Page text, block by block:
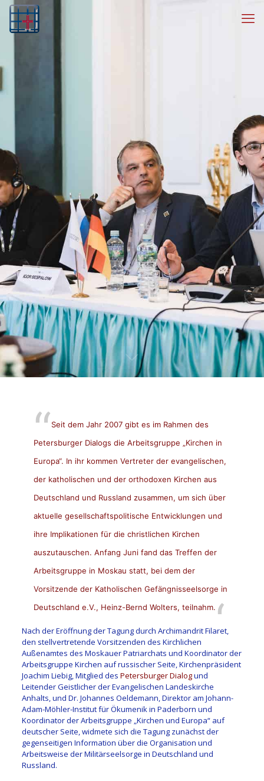
Seit dem Jahr 2007 gibt es im Rahmen des
Petersburger Dialogs die Arbeitsgruppe „Kirchen in
Europa“. In ihr kommen Vertreter der evangelischen,
der katholischen und der orthodoxen Kirchen aus
Deutschland und Russland zusammen, um sich über
aktuelle gesellschaftspolitische Entwicklungen und
ihre Implikationen für die christlichen Kirchen
auszutauschen. Anfang Juni fand das Treffen der
Arbeitsgruppe in Moskau statt, bei dem der
Vorsitzende der Katholischen Gefängnisseelsorge in
Deutschland e.V., Heinz-Bernd Wolters, teilnahm.
Nach der Eröffnung der Tagung durch Archimandrit Filaret,
den stellvertretende Vorsitzenden des Kirchlichen
Außenamtes des Moskauer Patriarchats und Koordinator der
Arbeitsgruppe Kirchen auf russischer Seite, Kirchenpräsident
Joachim Liebig, Mitglied des Petersburger Dialogund
Leitender Geistlicher der Evangelischen Landeskirche
Anhalts, und Dr. Johannes Oeldemann, Direktor am Johann-
Adam-Möhler-Institut für Ökumenik in Paderborn und
Koordinator der Arbeitsgruppe „Kirchen und Europa“ auf
deutscher Seite, widmete sich die Tagung zunächst der
gegenseitigen Information über die Organisation und
Arbeitsweise der Militärseelsorge in Deutschland und
Russland.